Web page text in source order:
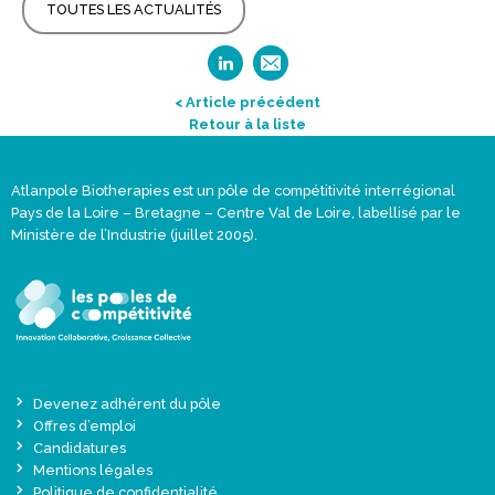
TOUTES LES ACTUALITÉS
< Article précédent
Retour à la liste
Atlanpole Biotherapies est un pôle de compétitivité interrégional
Pays de la Loire – Bretagne – Centre Val de Loire, labellisé par le
Ministère de l’Industrie (juillet 2005).
Devenez adhérent du pôle
Offres d’emploi
Candidatures
Mentions légales